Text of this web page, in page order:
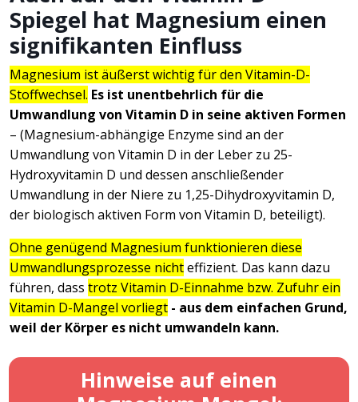
Spiegel hat Magnesium einen
signifikanten Einfluss
Magnesium ist äußerst wichtig für den Vitamin-D-
Stoffwechsel. Es ist unentbehrlich für die
Umwandlung von Vitamin D in seine aktiven Formen
– (Magnesium-abhängige Enzyme sind an der
Umwandlung von Vitamin D in der Leber zu 25-
Hydroxyvitamin D und dessen anschließender
Umwandlung in der Niere zu 1,25-Dihydroxyvitamin D,
der biologisch aktiven Form von Vitamin D, beteiligt).
Ohne genügend Magnesium funktionieren diese
Umwandlungsprozesse nichteffizient. Das kann dazu
führen, dass trotz Vitamin D-Einnahme bzw. Zufuhr ein
Vitamin D-Mangel vorliegt - aus dem einfachen Grund,
weil der Körper es nicht umwandeln kann.
Hinweise auf einen